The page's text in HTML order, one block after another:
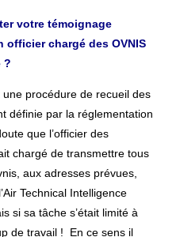
votre témoignage
officier chargé des OVNIS
?
procédure de recueil des
définie par la réglementation
que l’officier des
chargé de transmettre tous
aux adresses prévues,
Technical Intelligence
si sa tâche s’était limité à
de travail ! En ce sens il